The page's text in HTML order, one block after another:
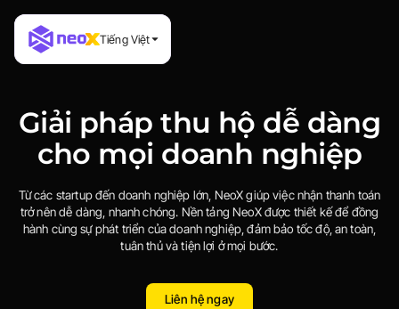
NeoX Thu hộ
NeoX Chi hộ & Thanh toán
NeoX Quản lý
Cổng thanh toán
Giải pháp
Về NeoX
Thông tin
Câu hỏi thường gặp
Tiếng Việt
Giải pháp thu hộ dễ dàng
cho mọi doanh nghiệp
Từ các startup đến doanh nghiệp lớn, NeoX giúp việc nhận thanh toán
trở nên dễ dàng, nhanh chóng. Nền tảng NeoX được thiết kế để đồng
hành cùng sự phát triển của doanh nghiệp, đảm bảo tốc độ, an toàn,
tuân thủ và tiện lợi ở mọi bước.
Liên hệ ngay